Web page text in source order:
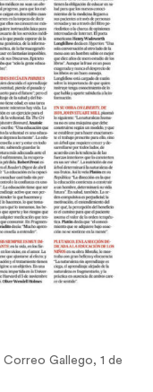
Gallego, 1 de